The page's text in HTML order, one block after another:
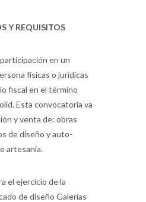
Y REQUISITOS
en un
físicas o jurídicas
fiscal en el término
Esta convocatoria va
y venta de: obras
de diseño y auto-
artesanía.
el ejercicio de la
de diseño Galerías